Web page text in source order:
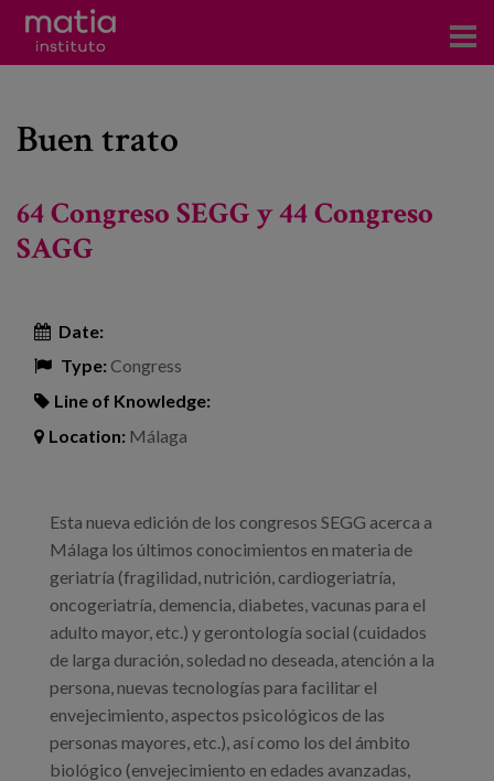
Research
Participation in forums
Training
News
Press
Buen trato
64 Congreso SEGG y 44 Congreso
SAGG
Date:
Type:Congress
Line of Knowledge:
Location: Málaga
Esta nueva edición de los congresos SEGG acerca a
Málaga los últimos conocimientos en materia de
geriatría (fragilidad, nutrición, cardiogeriatría,
oncogeriatría, demencia, diabetes, vacunas para el
adulto mayor, etc.) y gerontología social (cuidados
de larga duración, soledad no deseada, atención a la
persona, nuevas tecnologías para facilitar el
envejecimiento, aspectos psicológicos de las
personas mayores, etc.), así como los del ámbito
biológico (envejecimiento en edades avanzadas,